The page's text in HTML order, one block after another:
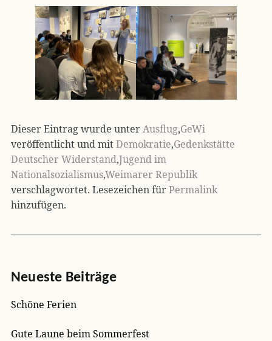
Dieser Eintrag wurde unterAusflug,GeWi
veröffentlicht und mitDemokratie,Gedenkstätte
Deutscher Widerstand,Jugend im
Nationalsozialismus,Weimarer Republik
verschlagwortet. Lesezeichen fürPermalink
hinzufügen.
Neueste Beiträge
Schöne Ferien
Gute Laune beim Sommerfest